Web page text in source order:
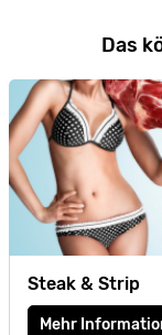
Das
Steak & Strip
Mehr